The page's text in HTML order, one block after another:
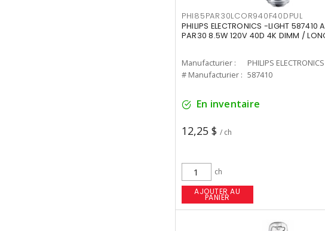
PHI85PAR30LCOR940F40DPUL
PHILIPS ELECTRONICS -LIGHT 587410
PAR30 8.5W 120V 40D 4K DIMM /
Manufacturier :
PHILIPS
# Manufacturier : 587410
En inventaire
12,25 $ / ch
ch
AJOUTER AU
PANIER